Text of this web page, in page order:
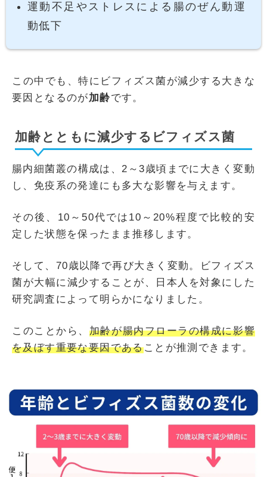
運動不足やストレスによる腸のぜん動運
動低下
この中でも、特にビフィズス菌が減少する大きな
要因となるのが加齢です。
加齢とともに減少するビフィズス菌
腸内細菌叢の構成は、2～3歳頃までに大きく変動
し、免疫系の発達にも多大な影響を与えます。
その後、10～50代では10～20%程度で比較的安
定した状態を保ったまま推移します。
そして、70歳以降で再び大きく変動。ビフィズス
菌が大幅に減少することが、日本人を対象にした
研究調査によって明らかになりました。
このことから、 加齢が腸内フローラの構成に影響
を及ぼす重要な要因であることが推測できます。